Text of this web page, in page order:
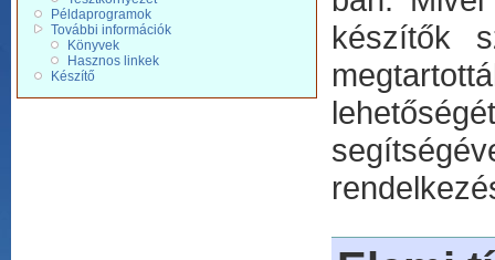
Példaprogramok
További információk
Könyvek
Hasznos linkek
Készítő
készítők